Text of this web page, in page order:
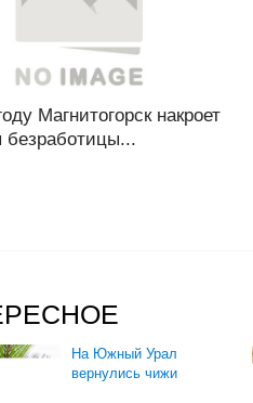
Магнитогорск накроет
безработицы...
На Южный Урал
вернулись чижи